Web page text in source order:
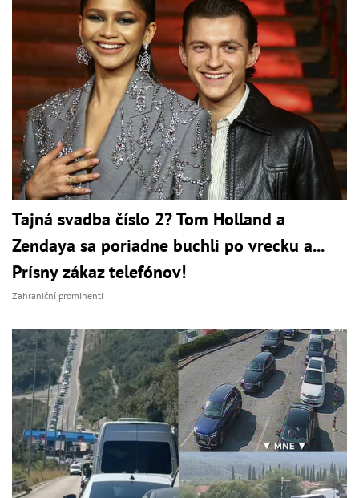
Tajná svadba číslo 2? Tom Holland a
Zendaya sa poriadne buchli po vrecku a...
Prísny zákaz telefónov!
Zahraniční prominenti